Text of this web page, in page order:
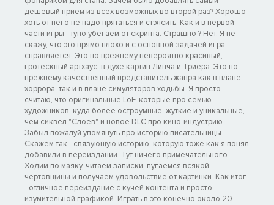
дешёвый приём из всех возможных во второй раз? Хорошо
хоть от него не надо прятаться и стэлсить. Как и в первой
части игры - тупо убегаем от скрипта. Страшно ? Нет. Я не
скажу, что это прямо плохо и с основной задачей игра
справляется. Это по прежнему невероятно красивый,
гротескный артхаус, в духе картин Линча и Триера. Это по
прежнему качественный представитель жанра как в плане
хоррора, так и в плане симуляторов ходьбы. Я просто
считаю, что оригинальные LoF, которые про семью
художников, куда более остроумные, жуткие и уникальные,
чем сиквел "Слоёв" и новое DLC про кино-индустрию.
Забыл пожалуй упомянуть про историю писательницы.
Скажем так - связующую историю, которую тоже как я понял
добавили в переиздании. Тут ничего примечательного.
Ходим по маяку, читаем записки, пугаемся всякой
чертовщины и получаем удовольствие от картинки. Как итог
- отличное переиздание с кучей контента и просто
изумительной графикой. Играть в это конечно около 20